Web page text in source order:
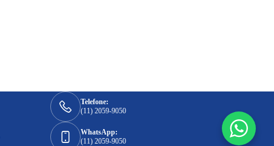
Telefone:
(11) 2059-9050
WhatsApp:
(11) 2059-9050